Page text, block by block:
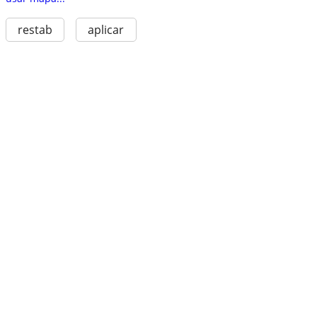
restab aplicar